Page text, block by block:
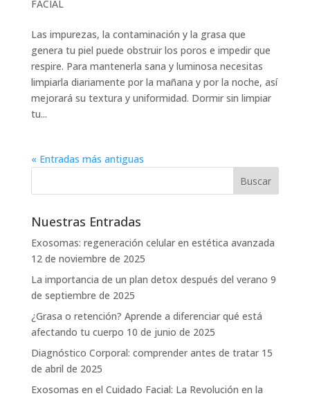
FACIAL
Las impurezas, la contaminación y la grasa que
genera tu piel puede obstruir los poros e impedir que
respire. Para mantenerla sana y luminosa necesitas
limpiarla diariamente por la mañana y por la noche, así
mejorará su textura y uniformidad. Dormir sin limpiar
tu...
« Entradas más antiguas
Nuestras Entradas
Exosomas: regeneración celular en estética avanzada
12 de noviembre de 2025
La importancia de un plan detox después del verano 9
de septiembre de 2025
¿Grasa o retención? Aprende a diferenciar qué está
afectando tu cuerpo 10 de junio de 2025
Diagnóstico Corporal: comprender antes de tratar 15
de abril de 2025
Exosomas en el Cuidado Facial: La Revolución en la